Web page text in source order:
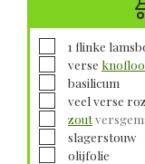
▢1 flinke
▢
verse
▢
basilicum
▢
veel verse
▢
zout
▢
slagerstouw
▢
olijfolie